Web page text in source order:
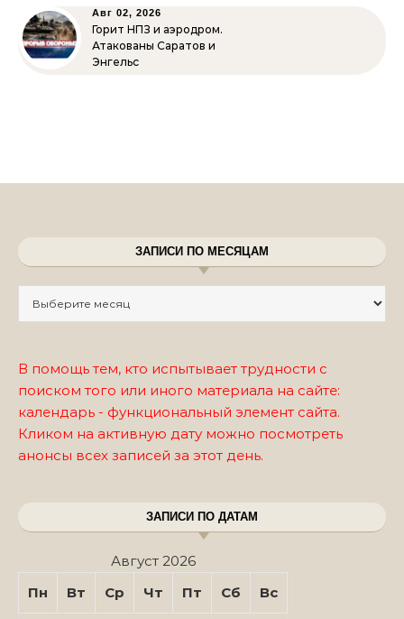
Авг 02, 2026
Горит НПЗ и аэродром.
Атакованы Саратов и
Энгельс
ЗАПИСИ ПО МЕСЯЦАМ
В помощь тем, кто испытывает трудности с
поиском того или иного материала на сайте:
календарь - функциональный элемент сайта.
Кликом на активную дату можно посмотреть
анонсы всех записей за этот день.
ЗАПИСИ ПО ДАТАМ
Август 2026
Пн
Вт Ср Чт Пт Сб Вс